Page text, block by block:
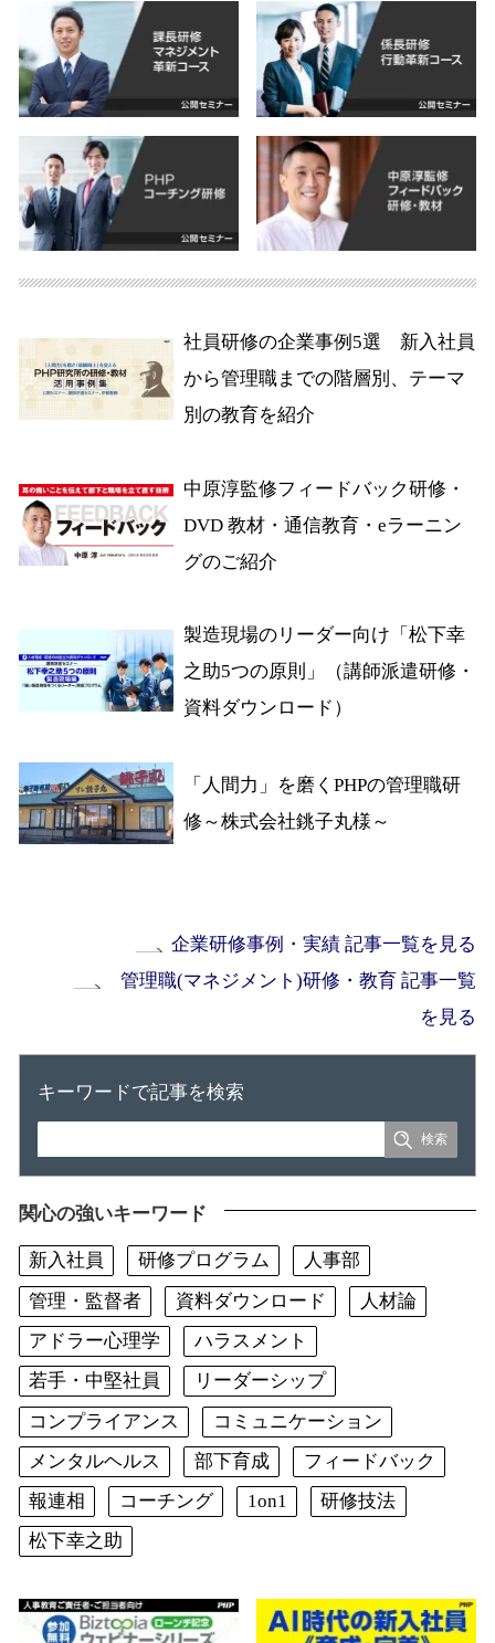
社員研修の企業事例5選 新入社員
から管理職までの階層別、テーマ
別の教育を紹介
中原淳監修フィードバック研修・
DVD 教材・通信教育・eラーニン
グのご紹介
製造現場のリーダー向け「松下幸
之助5つの原則」（講師派遣研修・
資料ダウンロード）
「人間力」を磨くPHPの管理職研
修～株式会社銚子丸様～
企業研修事例・実績 記事一覧を見る
管理職(マネジメント)研修・教育 記事一覧
を見る
キーワードで記事を検索
関心の強いキーワード
新入社員 研修プログラム
人事部
管理・監督者
資料ダウンロード
人材論
アドラー心理学
ハラスメント
若手・中堅社員
リーダーシップ
コンプライアンス
コミュニケーション
メンタルヘルス
部下育成
フィードバック
報連相
コーチング 1on1
研修技法
松下幸之助